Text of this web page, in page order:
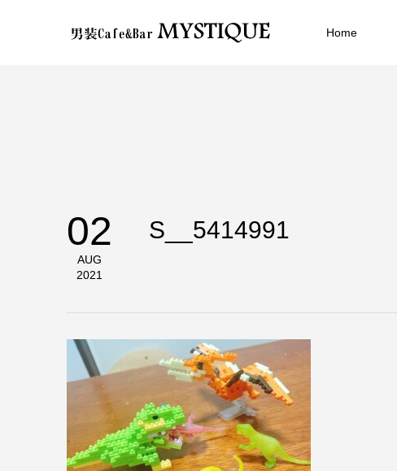
Home
02
AUG
2021
S__5414991